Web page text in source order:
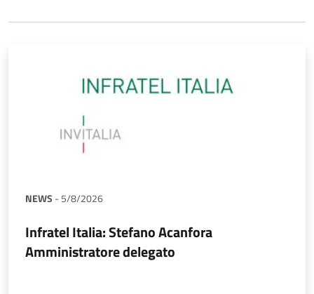
NEWS - 5/8/2026
Infratel Italia: Stefano Acanfora
Amministratore delegato